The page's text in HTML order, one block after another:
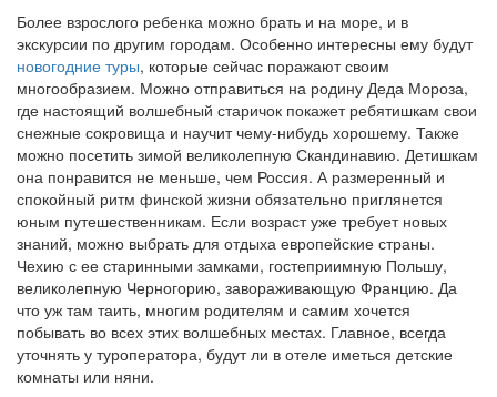
Более взрослого ребенка можно брать и на море, и в
экскурсии по другим городам. Особенно интересны ему будут
новогодние туры, которые сейчас поражают своим
многообразием. Можно отправиться на родину Деда Мороза,
где настоящий волшебный старичок покажет ребятишкам свои
снежные сокровища и научит чему-нибудь хорошему. Также
можно посетить зимой великолепную Скандинавию. Детишкам
она понравится не меньше, чем Россия. А размеренный и
спокойный ритм финской жизни обязательно приглянется
юным путешественникам. Если возраст уже требует новых
знаний, можно выбрать для отдыха европейские страны.
Чехию с ее старинными замками, гостеприимную Польшу,
великолепную Черногорию, завораживающую Францию. Да
что уж там таить, многим родителям и самим хочется
побывать во всех этих волшебных местах. Главное, всегда
уточнять у туроператора, будут ли в отеле иметься детские
комнаты или няни.